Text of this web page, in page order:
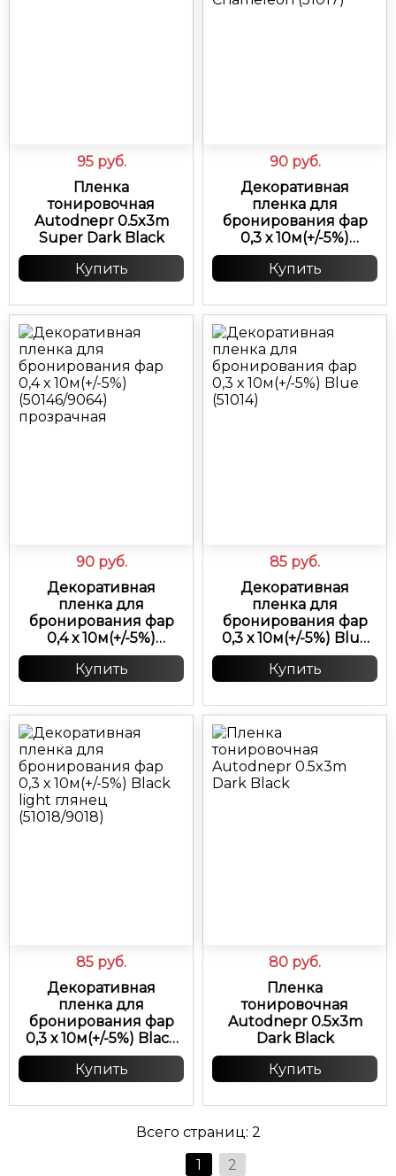
95 руб.
Пленка
тонировочная
Autodnepr 0.5x3m
Super Dark Black
Купить
90 руб.
Декоративная
пленка для
бронирования фар
0,3 х 10м(+/-5%)
Chameleon (51017)
Купить
90 руб.
Декоративная
пленка для
бронирования фар
0,4 х 10м(+/-5%)
(50146/9064)
прозрачная
Купить
85 руб.
Декоративная
пленка для
бронирования фар
0,3 х 10м(+/-5%) Blue
(51014)
Купить
85 руб.
Декоративная
пленка для
бронирования фар
0,3 х 10м(+/-5%) Black
light глянец
(51018/9018)
Купить
80 руб.
Пленка
тонировочная
Autodnepr 0.5x3m
Dark Black
Купить
Всего страниц: 2
1
2